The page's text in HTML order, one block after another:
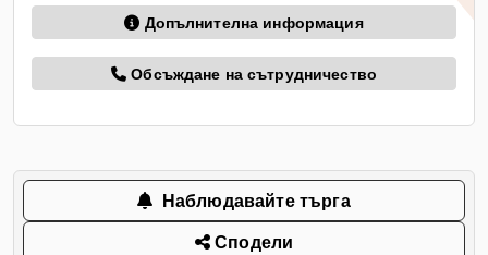
Допълнителна информация
Обсъждане на сътрудничество
Наблюдавайте търга
Сподели